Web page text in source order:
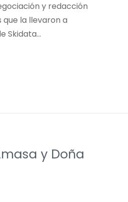
y redacción
la llevaron a
Skidata…
y Doña